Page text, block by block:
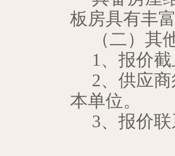
板房具有丰
（二）其
1、报价
2、供应
本单位。
3、报价